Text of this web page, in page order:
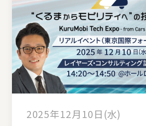
2025年12月10日(水)